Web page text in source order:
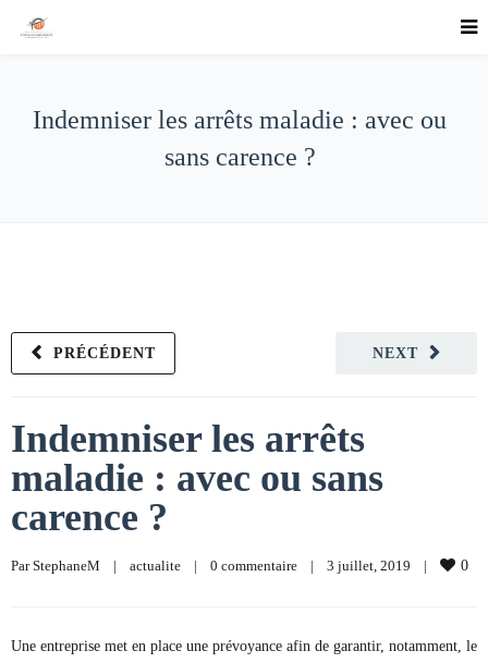
Indemniser les arrêts maladie : avec ou
sans carence ?
NEXT
PRÉCÉDENT
Indemniser les arrêts
maladie : avec ou sans
carence ?
Par StephaneM | actualite | 0 commentaire | 3 juillet, 2019 | 0
Une entreprise met en place une prévoyance afin de garantir, notamment, le